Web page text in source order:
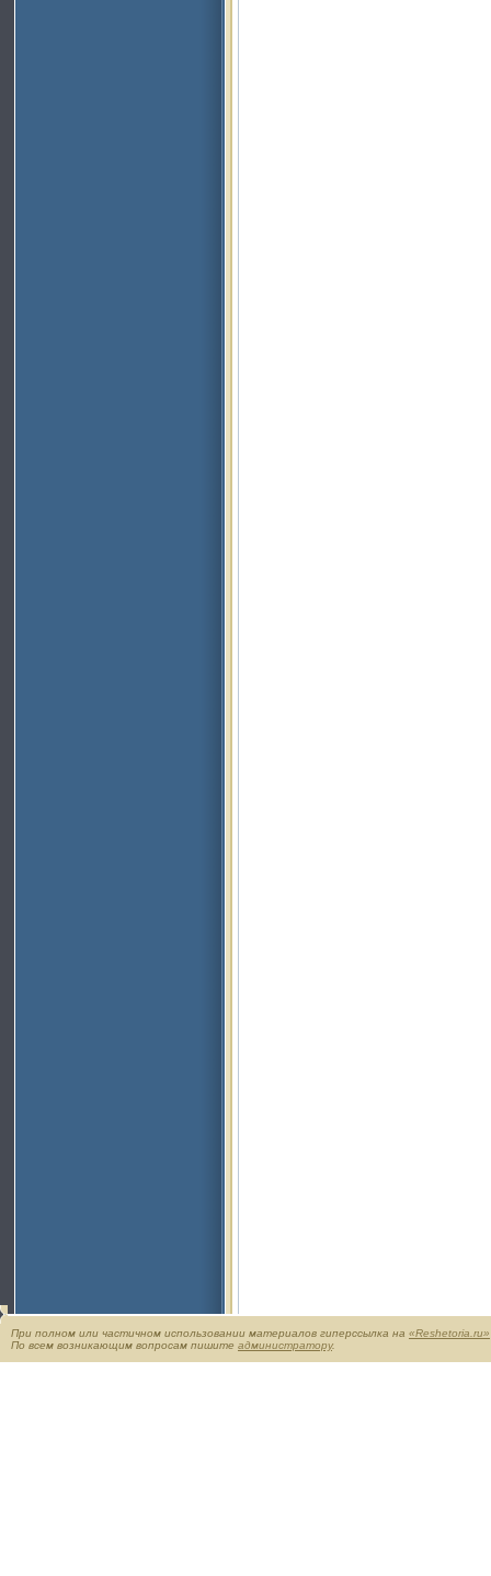
При полном или частичном использовании материалов гиперссылка на «Reshetoria.ru»
По всем возникающим вопросам пишите администратору.